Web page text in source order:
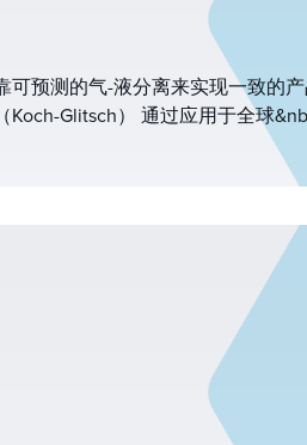
可预测的气-液分离来实现一致的
Glitsch） 通过应用于全球
熟传质设备和塔内构件来支持食品